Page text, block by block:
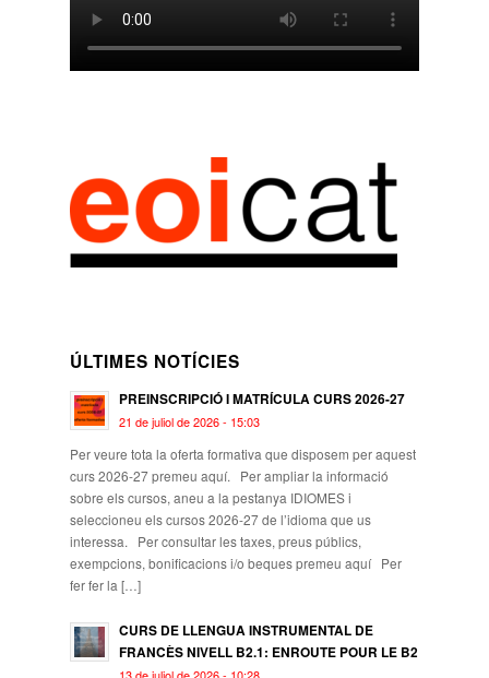
ÚLTIMES NOTÍCIES
PREINSCRIPCIÓ I MATRÍCULA CURS 2026-27
21 de juliol de 2026 - 15:03
Per veure tota la oferta formativa que disposem per aquest
curs 2026-27 premeu aquí. Per ampliar la informació
sobre els cursos, aneu a la pestanya IDIOMES i
seleccioneu els cursos 2026-27 de l’idioma que us
interessa. Per consultar les taxes, preus públics,
exempcions, bonificacions i/o beques premeu aquí Per
fer fer la […]
CURS DE LLENGUA INSTRUMENTAL DE
FRANCÈS NIVELL B2.1: ENROUTE POUR LE B2
13 de juliol de 2026 - 10:28